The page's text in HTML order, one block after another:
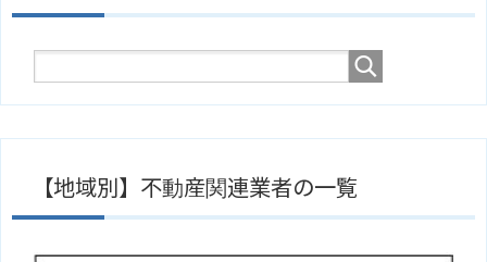
【地域別】不動産関連業者の一覧